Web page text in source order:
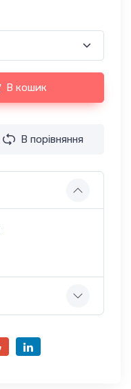
В кошик
В порівняння